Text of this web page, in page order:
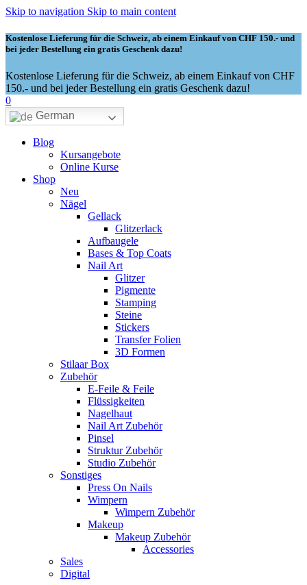
Skip to navigation Skip to main content
Kostenlose Lieferung für die Schweiz, ab einem Einkauf von CHF 150.- und
bei jeder Bestellung ein gratis Geschenk dazu!
Kostenlose Lieferung für die Schweiz, ab einem Einkauf von CHF
150.- und bei jeder Bestellung ein gratis Geschenk dazu!
0
German
Blog
Kursangebote
Online Kurse
Shop
Neu
Nägel
Gellack
Glitzerlack
Aufbaugele
Bases & Top Coats
Nail Art
Glitzer
Pigmente
Stamping
Steine
Stickers
Transfer Folien
3D Formen
Stilaar Box
Zubehör
E-Feile & Feile
Flüssigkeiten
Nagelhaut
Nail Art Zubehör
Pinsel
Struktur Zubehör
Studio Zubehör
Sonstiges
Press On Nails
Wimpern
Wimpern Zubehör
Makeup
Makeup Zubehör
Accessories
Sales
Digital